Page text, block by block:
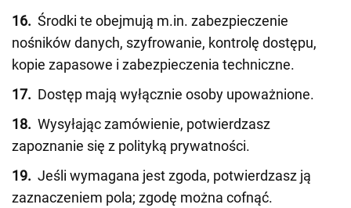
16. Środki te obejmują m.in. zabezpieczenie
nośników danych, szyfrowanie, kontrolę dostępu,
kopie zapasowe i zabezpieczenia techniczne.
17. Dostęp mają wyłącznie osoby upoważnione.
18. Wysyłając zamówienie, potwierdzasz
zapoznanie się z polityką prywatności.
19. Jeśli wymagana jest zgoda, potwierdzasz ją
zaznaczeniem pola; zgodę można cofnąć.